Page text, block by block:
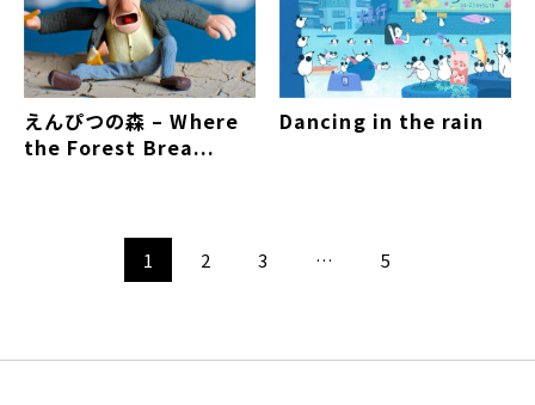
えんぴつの森 – Where
the Forest Brea...
Dancing in the rain
1 2 3 … 5